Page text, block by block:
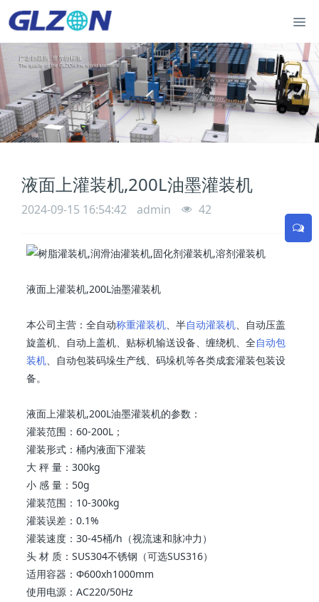
液面上灌装机,200L油墨灌装机
2024-09-15 16:54:42 admin 42
液面上灌装机,200L油墨灌装机
本公司主营：全自动称重灌装机、半自动灌装机、自动压盖
旋盖机、自动上盖机、贴标机输送设备、缠绕机、全自动包
装机、自动包装码垛生产线、码垛机等各类成套灌装包装设
备。
液面上灌装机,200L油墨灌装机的参数：
灌装范围：60-200L；
灌装形式：桶内液面下灌装
大 秤 量：300kg
小 感 量：50g
灌装范围：10-300kg
灌装误差：0.1%
灌装速度：30-45桶/h（视流速和脉冲力）
头 材 质：SUS304不锈钢（可选SUS316）
适用容器：Ф600xh1000mm
使用电源：AC220/50Hz